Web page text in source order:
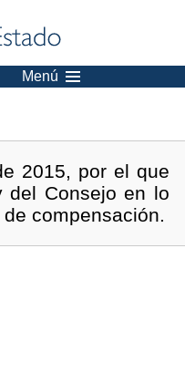
Menú
2015, por el que
del Consejo en lo
compensación.